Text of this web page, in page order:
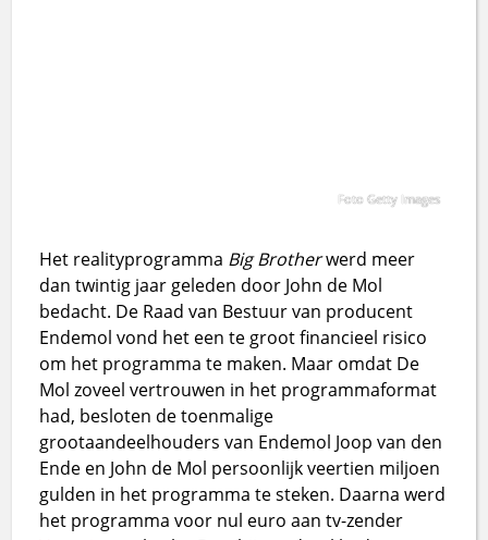
Foto Getty Images
Het realityprogramma Big Brotherwerd meer
dan twintig jaar geleden door John de Mol
bedacht. De Raad van Bestuur van producent
Endemol vond het een te groot financieel risico
om het programma te maken. Maar omdat De
Mol zoveel vertrouwen in het programmaformat
had, besloten de toenmalige
grootaandeelhouders van Endemol Joop van den
Ende en John de Mol persoonlijk veertien miljoen
gulden in het programma te steken. Daarna werd
het programma voor nul euro aan tv-zender